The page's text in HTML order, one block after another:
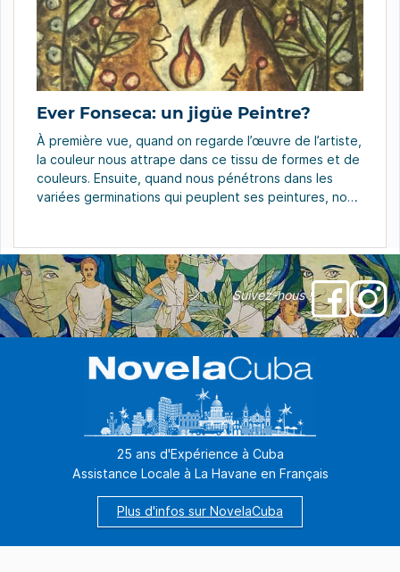
Ever Fonseca: un jigüe Peintre?
À première vue, quand on regarde l’œuvre de l’artiste,
la couleur nous attrape dans ce tissu de formes et de
couleurs. Ensuite, quand nous pénétrons dans les
variées germinations qui peuplent ses peintures, nous
l’essence cubaine et caribéenne, se […]
Suivez-nous !
25 ans d'Expérience à Cuba
Assistance Locale à La Havane en Français
Plus d'infos sur NovelaCuba